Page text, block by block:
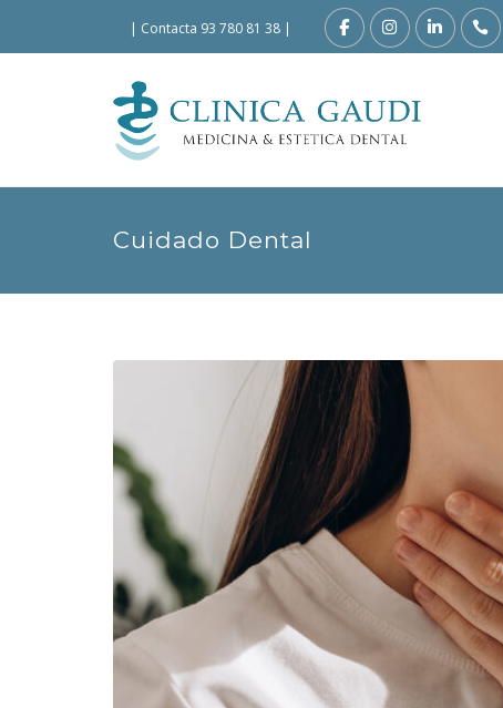
| Contacta 93 780 81 38 |
Cuidado Dental